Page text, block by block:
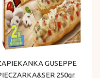
GUSEPPE
250gr.